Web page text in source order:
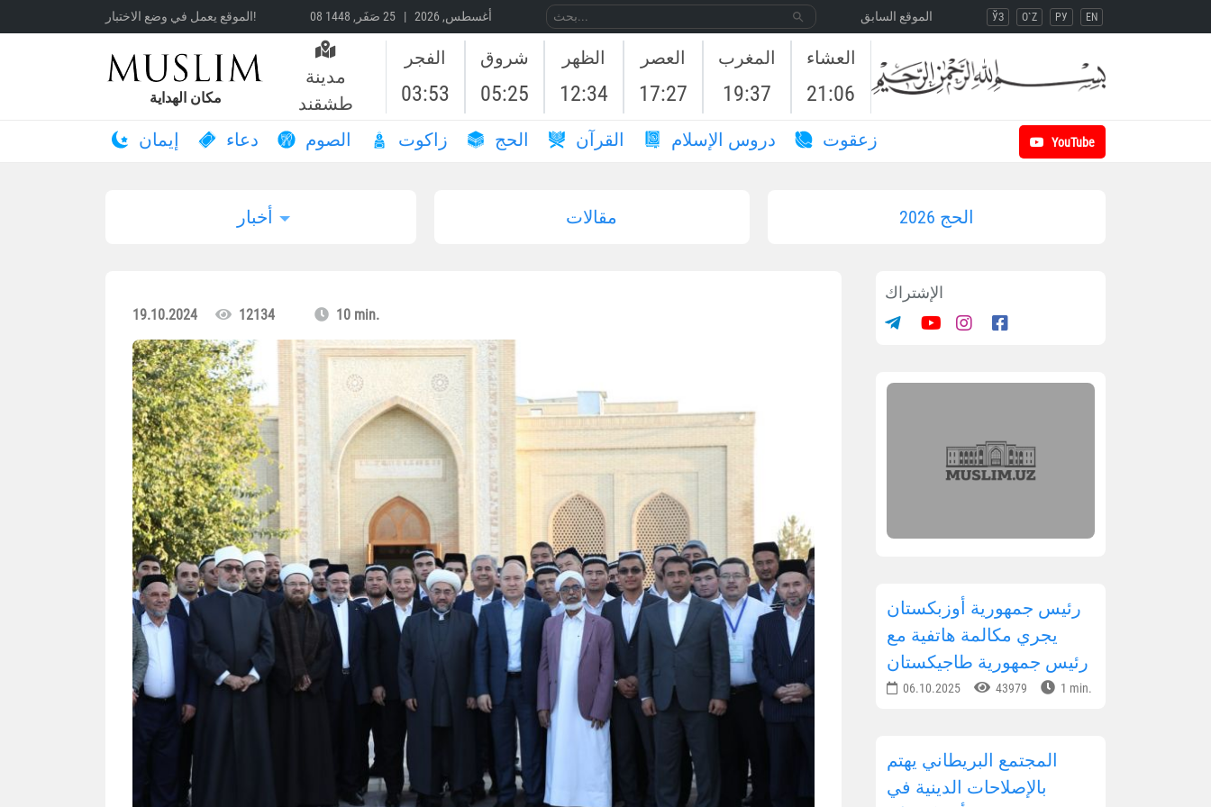
الموقع يعمل في وضع الاختبار! 08 أغسطس, 2026 | 25 صَفَر, 1448 الموقع السابق ЎЗ O`Z РУ EN
مكان الهداية
مدينة
طشقند
الفجر
03:53
شروق
05:25
الظهر
12:34
العصر
17:27
المغرب
19:37
العشاء
21:06
إيمان دعاء الصوم زاكوت الحج القرآن دروس الإسلام زعقوت YouTube
أخبار مقالات الحج 2026
19.10.2024 12134 10 min.
الإشتراك
رئيس جمهورية أوزبكستان
يجري مكالمة هاتفية مع
رئيس جمهورية طاجيكستان
06.10.2025 43979 1 min.
المجتمع البريطاني يهتم
بالإصلاحات الدينية في